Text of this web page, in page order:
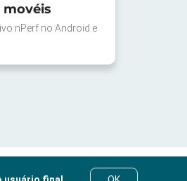
nPerf no Android e